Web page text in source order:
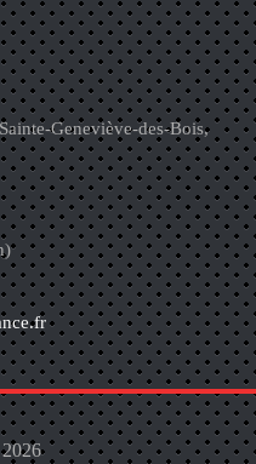
Geneviève-des-Bois,